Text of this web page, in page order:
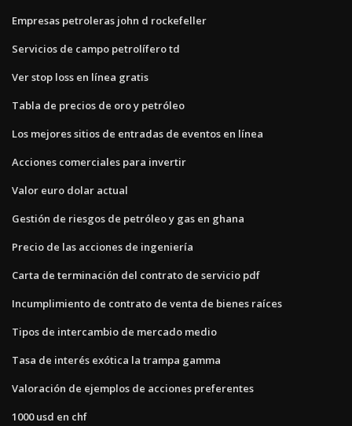
Empresas petroleras john d rockefeller
Servicios de campo petrolífero td
Ver stop loss en línea gratis
Tabla de precios de oro y petróleo
Los mejores sitios de entradas de eventos en línea
Acciones comerciales para invertir
Valor euro dolar actual
Gestión de riesgos de petróleo y gas en ghana
Precio de las acciones de ingeniería
Carta de terminación del contrato de servicio pdf
Incumplimiento de contrato de venta de bienes raíces
Tipos de intercambio de mercado medio
Tasa de interés exótica la trampa gamma
Valoración de ejemplos de acciones preferentes
1000 usd en chf